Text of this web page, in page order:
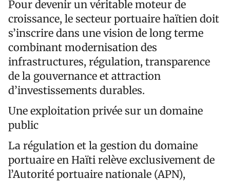
Pour devenir un véritable moteur de
croissance, le secteur portuaire haïtien doit
s’inscrire dans une vision de long terme
combinant modernisation des
infrastructures, régulation, transparence
de la gouvernance et attraction
d’investissements durables.
Une exploitation privée sur un domaine
public
La régulation et la gestion du domaine
portuaire en Haïti relève exclusivement de
l’Autorité portuaire nationale (APN),